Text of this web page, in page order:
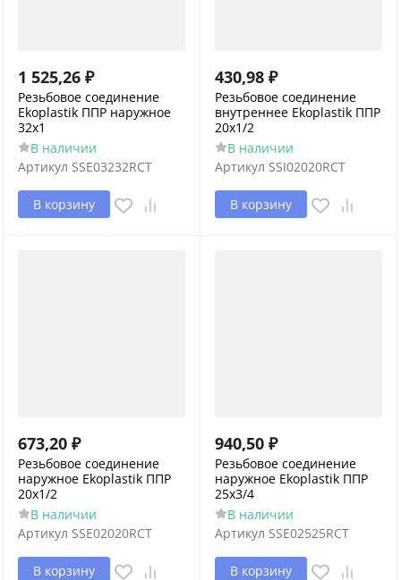
1 525,26 ₽
Резьбовое соединение
Ekoplastik ППР наружное
32x1
В наличии
Артикул SSE03232RCT
В корзину
430,98 ₽
Резьбовое соединение
внутреннее Ekoplastik ППР
20х1/2
В наличии
Артикул SSI02020RCT
В корзину
673,20 ₽
Резьбовое соединение
наружное Ekoplastik ППР
20x1/2
В наличии
Артикул SSE02020RCT
В корзину
940,50 ₽
Резьбовое соединение
наружное Ekoplastik ППР
25x3/4
В наличии
Артикул SSE02525RCT
В корзину